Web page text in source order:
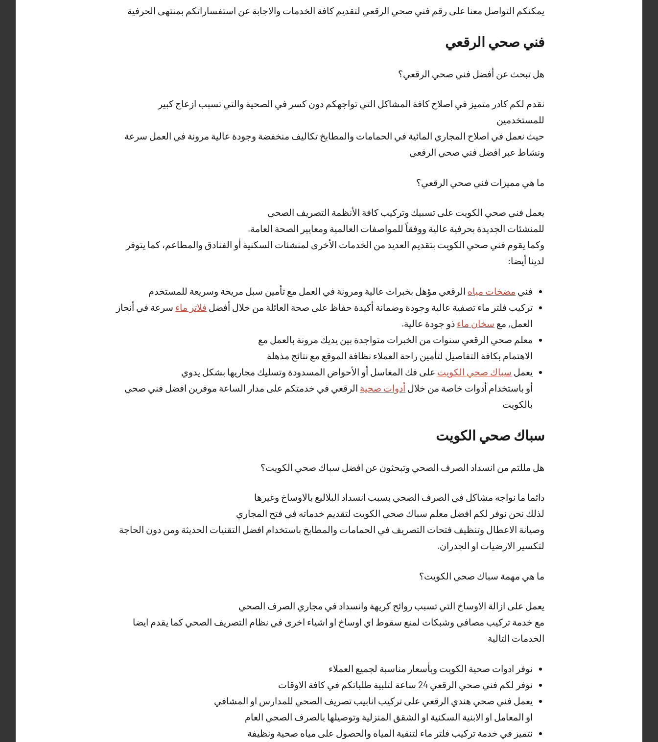
يمكنكم التواصل معنا على رقم فني صحي الرقعي لتقديم كافة الخدمات والاجابة عن استفساراتكم بمنتهى الحرفية
فني صحي الرقعي
هل تبحث عن أفضل فني صحي الرقعي؟
نقدم لكم كادر متميز في اصلاح كافة المشاكل التي تواجهكم دون كسر في الصحية والتي تسبب ازعاج كبير
للمستخدمين
حيث نعمل في اصلاح المجاري المائية في الحمامات والمطابخ تكاليف منخفضة وجودة عالية مرونة في العمل سرعة
ونشاط عبر افضل فني صحي الرقعي
ما هي مميزات فني صحي الرقعي؟
يعمل فني صحي الكويت على تسبيك وتركيب كافة الأنظمة التصريف الصحي
للمنشئات الجديدة بحرفية عالية ووفقاً للمواصفات العالمية ومعايير الصحة العامة.
وكما يقوم فني صحي الكويت بتقديم العديد من الخدمات الأخرى لمنشئات السكنية أو الفنادق والمطاعم، كما يتوفر
لدينا أيضا:
فني مضخات مياه الرقعي مؤهل بخبرات عالية ومرونة في العمل مع تأمين سبل مريحة وسريعة للمستخدم
تركيب فلتر ماء تصفية عالية وجودة وضمانة أكيدة حفاظ على صحة العائلة من خلال أفضل فلاتر ماء سرعة في أنجاز
العمل, مع سخان ماء ذو جودة عالية.
معلم صحي الرقعي سنوات من الخبرات متواجدة بين يديك مرونة بالعمل مع
الاهتمام بكافة التفاصيل لتأمين راحة العملاء نظافة الموقع مع نتائج مذهلة
يعمل سباك صحي الكويت على فك المغاسل أو الأحواض المسدودة وتسليك مجاريها بشكل يدوي
أو باستخدام أدوات خاصة من خلال أدوات صحية الرقعي في خدمتكم على مدار الساعة موفرين افضل فني صحي
بالكويت
سباك صحي الكويت
هل مللتم من انسداد الصرف الصحي وتبحثون عن افضل سباك صحي الكويت؟
دائما ما نواجه مشاكل في الصرف الصحي بسبب انسداد البلاليع بالاوساخ وغيرها
لذلك نحن نوفر لكم افضل معلم سباك صحي الكويت لتقديم خدماته في فتح المجاري
وصيانة الاعطال وتنظيف فتحات التصريف في الحمامات والمطابخ باستخدام افضل التقنيات الحديثة ومن دون الحاجة
لتكسير الارضيات او الجدران.
ما هي مهمة سباك صحي الكويت؟
يعمل على ازالة الاوساخ التي تسبب روائح كريهة وانسداد في مجاري الصرف الصحي
مع خدمة تركيب مصافي وشبكات لمنع سقوط اي اوساخ او اشياء اخرى في نظام التصريف الصحي كما يقدم ايضا
الخدمات التالية
نوفر ادوات صحية الكويت وبأسعار مناسبة لجميع العملاء
نوفر لكم فني صحي الرقعي 24 ساعة لتلبية طلباتكم في كافة الاوقات
يعمل فني صحي هندي الرقعي على تركيب انابيب تصريف الصحي للمدارس او المشافي
او المعامل او الابنية السكنية او الشقق المنزلية وتوصيلها بالصرف الصحي العام
نتميز في خدمة تركيب فلتر ماء لتنقية المياه والحصول على مياه صحية ونظيفة